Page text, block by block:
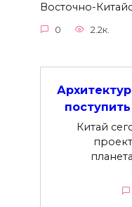
Восточно-
0 2.2к.
Китай